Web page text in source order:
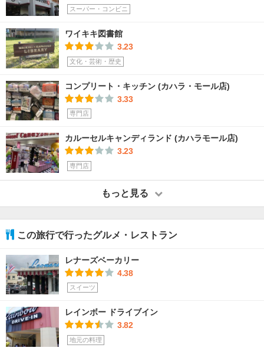
スーパー・コンビニ
ワイキキ図書館
3.23
文化・芸術・歴史
コンプリート・キッチン (カハラ・モール店)
3.33
専門店
カルーセルキャンディランド (カハラモール店)
3.23
専門店
もっと見る
この旅行で行ったグルメ・レストラン
レナーズベーカリー
4.38
スイーツ
レインボー ドライブイン
3.82
地元の料理